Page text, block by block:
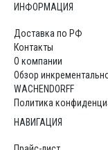
ИНФОРМАЦИЯ
Доставка по РФ
Контакты
О компании
Обзор
WACHENDORFF
Политика
НАВИГАЦИЯ